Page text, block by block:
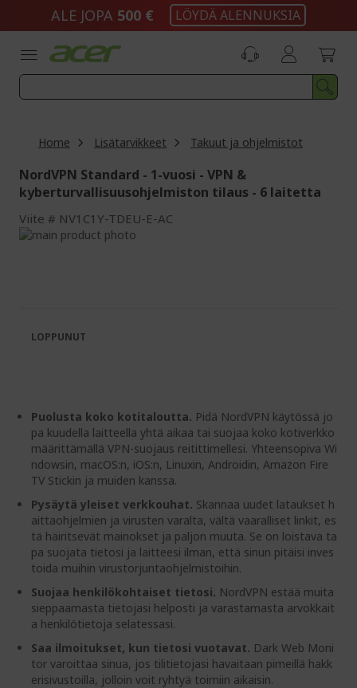
ALE JOPA 500 € LÖYDÄ ALENNUKSIA
Home Lisätarvikkeet Takuut ja ohjelmistot
NordVPN Standard - 1-vuosi - VPN &
kyberturvallisuusohjelmiston tilaus - 6 laitetta
Viite NV1C1Y-TDEU-E-AC
Skip
images
gallery
the
images
Puolusta koko kotitaloutta. Pidä NordVPN käytössä jo
pa kuudella laitteella yhtä aikaa tai suojaa koko kotiverkko
määrittämällä VPN-suojaus reitittimellesi. Yhteensopiva Wi
ndowsin, macOS:n, iOS:n, Linuxin, Androidin, Amazon Fire
TV Stickin ja muiden kanssa.
Pysäytä yleiset verkkouhat. Skannaa uudet lataukset h
aittaohjelmien ja virusten varalta, vältä vaaralliset linkit, es
tä häiritsevät mainokset ja paljon muuta. Se on loistava ta
pa suojata tietosi ja laitteesi ilman, että sinun pitäisi inves
toida muihin virustorjuntaohjelmistoihin.
Suojaa henkilökohtaiset tietosi. NordVPN estää muita
sieppaamasta tietojasi helposti ja varastamasta arvokkait
a henkilötietoja selatessasi.
Saa ilmoitukset, kun tietosi vuotavat. Dark Web Moni
tor varoittaa sinua, jos tilitietojasi havaitaan pimeillä hakk
erisivustoilla, jolloin voit ryhtyä toimiin aikaisin.
LOPPUNUT